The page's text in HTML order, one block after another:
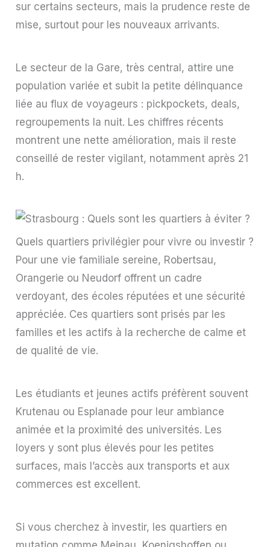
sur certains secteurs, mais la prudence reste de
mise, surtout pour les nouveaux arrivants.
Le secteur de la Gare, très central, attire une
population variée et subit la petite délinquance
liée au flux de voyageurs : pickpockets, deals,
regroupements la nuit. Les chiffres récents
montrent une nette amélioration, mais il reste
conseillé de rester vigilant, notamment après 21
h.
Quels quartiers privilégier pour vivre ou investir ?
Pour une vie familiale sereine, Robertsau,
Orangerie ou Neudorf offrent un cadre
verdoyant, des écoles réputées et une sécurité
appréciée. Ces quartiers sont prisés par les
familles et les actifs à la recherche de calme et
de qualité de vie.
Les étudiants et jeunes actifs préfèrent souvent
Krutenau ou Esplanade pour leur ambiance
animée et la proximité des universités. Les
loyers y sont plus élevés pour les petites
surfaces, mais l’accès aux transports et aux
commerces est excellent.
Si vous cherchez à investir, les quartiers en